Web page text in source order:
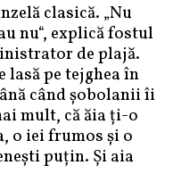
clasică. „Nu
nu“, explică fostul
de plajă.
lasă pe tejghea în
când șobolanii îi
mult, că ăia ți-o
o iei frumos și o
puțin. Și aia